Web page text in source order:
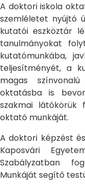
A doktori iskola
szemléletet nyújtó
kutatói eszköztár
tanulmányokat
kutatómunkába,
teljesítményét, a
magas
oktatásba is
szakmai látókörük
oktató munkáját.
A doktori képzést
Kaposvári
Szabályzatban
Munkáját segítő